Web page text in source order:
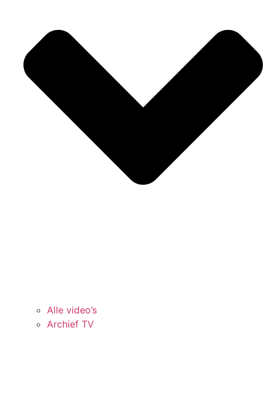
Alle video’s
Archief TV